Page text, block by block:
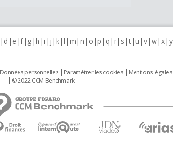
d e f g h i j k l m n o p q r s t u v w x y
Données personnelles Paramétrer les cookies Mentions légales
© 2022 CCM Benchmark